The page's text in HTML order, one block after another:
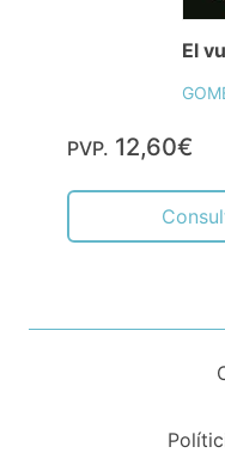
El
PVP. 12,60€